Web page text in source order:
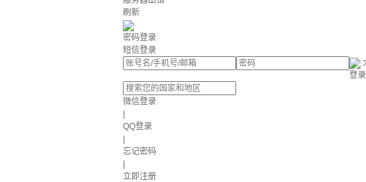
刷新
密码登录
短信登录
登录
微信登录
QQ登录
忘记密码
立即注册